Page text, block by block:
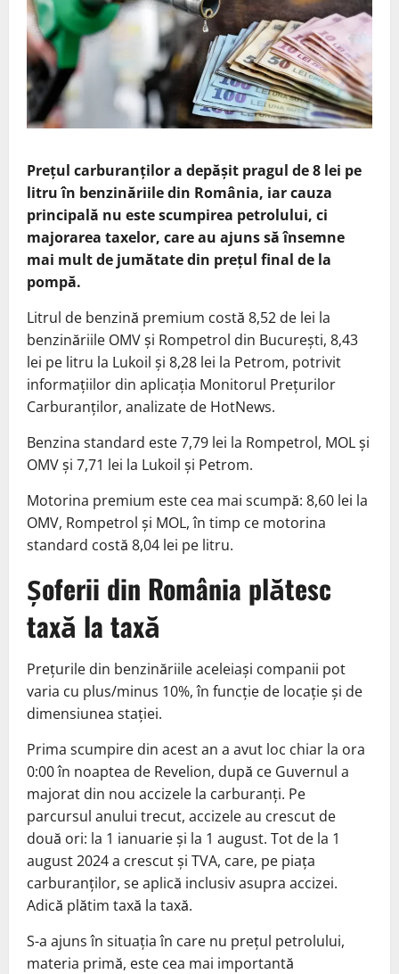
Prețul carburanților a depășit pragul de 8 lei pe
litru în benzinăriile din România, iar cauza
principală nu este scumpirea petrolului, ci
majorarea taxelor, care au ajuns să însemne
mai mult de jumătate din prețul final de la
pompă.
Litrul de benzină premium costă 8,52 de lei la
benzinăriile OMV și Rompetrol din București, 8,43
lei pe litru la Lukoil și 8,28 lei la Petrom, potrivit
informațiilor din aplicația Monitorul Prețurilor
Carburanților, analizate de HotNews.
Benzina standard este 7,79 lei la Rompetrol, MOL și
OMV și 7,71 lei la Lukoil și Petrom.
Motorina premium este cea mai scumpă: 8,60 lei la
OMV, Rompetrol și MOL, în timp ce motorina
standard costă 8,04 lei pe litru.
Șoferii din România plătesc
taxă la taxă
Prețurile din benzinăriile aceleiași companii pot
varia cu plus/minus 10%, în funcție de locație și de
dimensiunea stației.
Prima scumpire din acest an a avut loc chiar la ora
0:00 în noaptea de Revelion, după ce Guvernul a
majorat din nou accizele la carburanți. Pe
parcursul anului trecut, accizele au crescut de
două ori: la 1 ianuarie și la 1 august. Tot de la 1
august 2024 a crescut și TVA, care, pe piața
carburanților, se aplică inclusiv asupra accizei.
Adică plătim taxă la taxă.
S-a ajuns în situația în care nu prețul petrolului,
materia primă, este cea mai importantă